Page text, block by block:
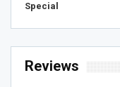
Special
Reviews